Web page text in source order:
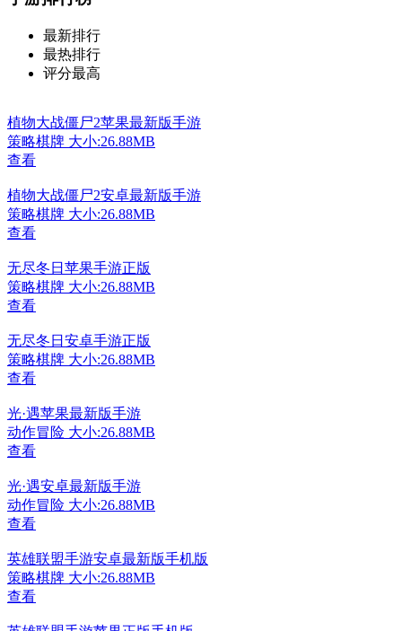
最新排行
最热排行
评分最高
植物大战僵尸2苹果最新版手游
策略棋牌 大小:26.88MB
查看
植物大战僵尸2安卓最新版手游
策略棋牌 大小:26.88MB
查看
无尽冬日苹果手游正版
策略棋牌 大小:26.88MB
查看
无尽冬日安卓手游正版
策略棋牌 大小:26.88MB
查看
光·遇苹果最新版手游
动作冒险 大小:26.88MB
查看
光·遇安卓最新版手游
动作冒险 大小:26.88MB
查看
英雄联盟手游安卓最新版手机版
策略棋牌 大小:26.88MB
查看